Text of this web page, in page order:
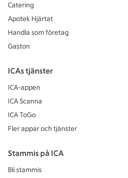
Catering
Apotek Hjärtat
Handla som företag
Gaston
ICAs tjänster
ICA-appen
ICA Scanna
ICA ToGo
Fler appar och tjänster
Stammis på ICA
Bli stammis